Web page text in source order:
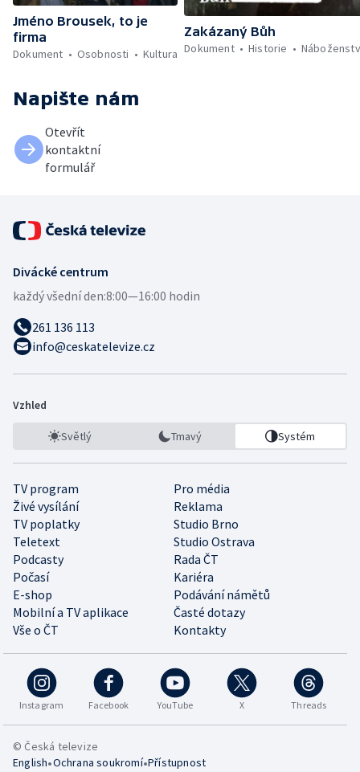
Jméno Brousek, to je
firma
Dokument
Osobnosti Kultura
Zakázaný Bůh
Dokument
Historie
Napište nám
Otevřít
kontaktní
formulář
Divácké centrum
každý všední den:8:00—16:00 hodin
261 136 113
info@ceskatelevize.cz
Vzhled
Světlý Tmavý Systém
TV program
Pro média
Živé vysílání
Reklama
TV poplatky
Studio Brno
Teletext
Studio Ostrava
Podcasty
Rada ČT
Počasí
Kariéra
E-shop
Podávání námětů
Mobilní a TV aplikace
Časté dotazy
Vše o ČT
Kontakty
Instagram Facebook YouTube X Threads
© Česká televize
English•Ochrana soukromí•Přístupnost